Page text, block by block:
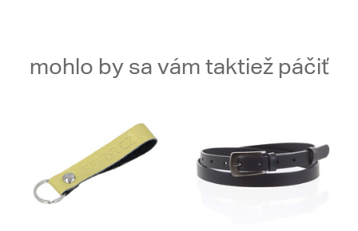
mohlo by sa vám taktiež páčiť